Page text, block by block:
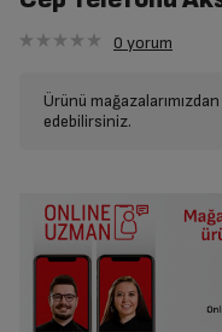
0 yorum
Ürünü
edebilirsiniz.